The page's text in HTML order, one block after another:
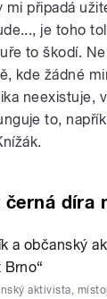
mi připadá
je toho
to škodí.
kde žádné
neexistuje,
to,
díra
aktivista,